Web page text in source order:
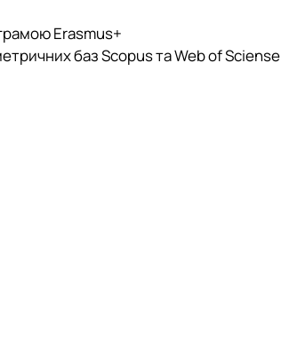
Erasmus+
баз Scopus та Web of Sciense